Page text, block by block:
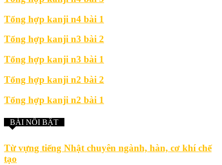
Tổng hợp kanji n4 bài 1
Tổng hợp kanji n3 bài 2
Tổng hợp kanji n3 bài 1
Tổng hợp kanji n2 bài 2
Tổng hợp kanji n2 bài 1
BÀI NỔI BẬT
Từ vựng tiếng Nhật chuyên ngành, hàn, cơ khí chế
tạo